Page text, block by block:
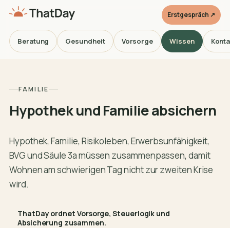
Erstgespräch ↗
Beratung Gesundheit Vorsorge Wissen
FAMILIE
Hypothek und Familie absichern
Hypothek, Familie, Risikoleben, Erwerbsunfähigkeit,
BVG und Säule 3a müssen zusammenpassen, damit
Wohnen am schwierigen Tag nicht zur zweiten Krise
wird.
ThatDay ordnet Vorsorge, Steuerlogik und
Absicherung zusammen.